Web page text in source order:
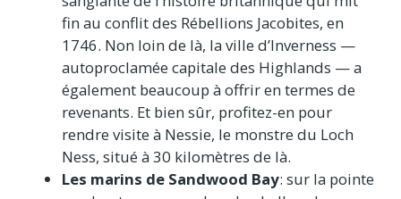
fin au conflit des Rébellions Jacobites, en
1746. Non loin de là, la ville d’Inverness —
autoproclamée capitale des Highlands — a
également beaucoup à offrir en termes de
revenants. Et bien sûr, profitez-en pour
rendre visite à Nessie, le monstre du Loch
Ness, situé à 30 kilomètres de là.
Les marins de Sandwood Bay: sur la pointe